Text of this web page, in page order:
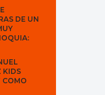
DE UN
KIDS
COMO